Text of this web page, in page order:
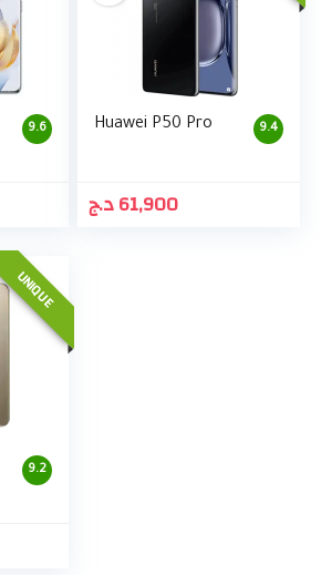
9.6 9.4
Huawei P50 Pro
61,900د.ج
UNIQUE
9.2